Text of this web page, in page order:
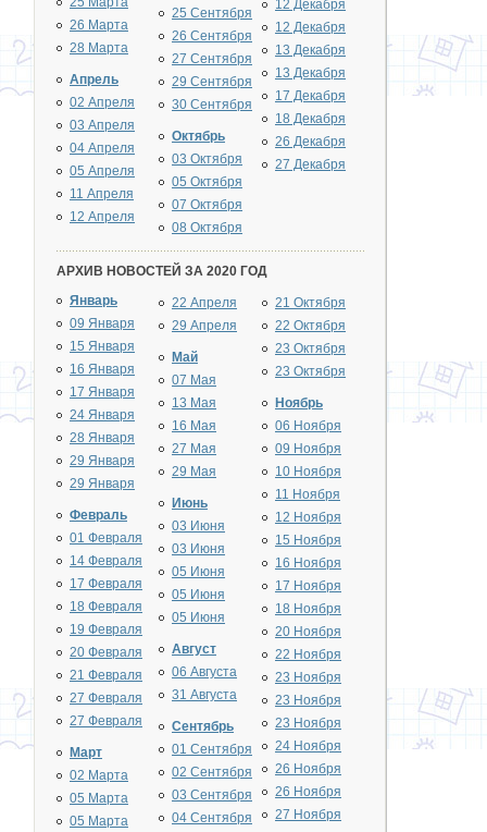
26 Марта
28 Марта
Апрель
02 Апреля
03 Апреля
04 Апреля
05 Апреля
11 Апреля
12 Апреля
25 Сентября
26 Сентября
27 Сентября
29 Сентября
30 Сентября
Октябрь
03 Октября
05 Октября
07 Октября
08 Октября
12 Декабря
12 Декабря
13 Декабря
13 Декабря
17 Декабря
18 Декабря
26 Декабря
27 Декабря
АРХИВ НОВОСТЕЙ ЗА 2020 ГОД
Январь
09 Января
15 Января
16 Января
17 Января
24 Января
28 Января
29 Января
29 Января
Февраль
01 Февраля
14 Февраля
17 Февраля
18 Февраля
19 Февраля
20 Февраля
21 Февраля
27 Февраля
27 Февраля
Март
02 Марта
05 Марта
05 Марта
22 Апреля
29 Апреля
Май
07 Мая
13 Мая
16 Мая
27 Мая
29 Мая
Июнь
03 Июня
03 Июня
05 Июня
05 Июня
05 Июня
Август
06 Августа
31 Августа
Сентябрь
01 Сентября
02 Сентября
03 Сентября
04 Сентября
21 Октября
22 Октября
23 Октября
23 Октября
Ноябрь
06 Ноября
09 Ноября
10 Ноября
11 Ноября
12 Ноября
15 Ноября
16 Ноября
17 Ноября
18 Ноября
20 Ноября
22 Ноября
23 Ноября
23 Ноября
23 Ноября
24 Ноября
26 Ноября
26 Ноября
27 Ноября